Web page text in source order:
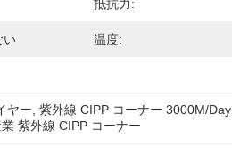
抵抗力:
い 温度:
ヤー , 紫外線 CIPP コーナー 3000M/Day
紫外線 CIPP コーナー